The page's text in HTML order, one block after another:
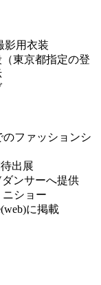
影用衣装
東京都指定の登
のファッションシ
出展
ンサーへ提供
ニショー
に掲載